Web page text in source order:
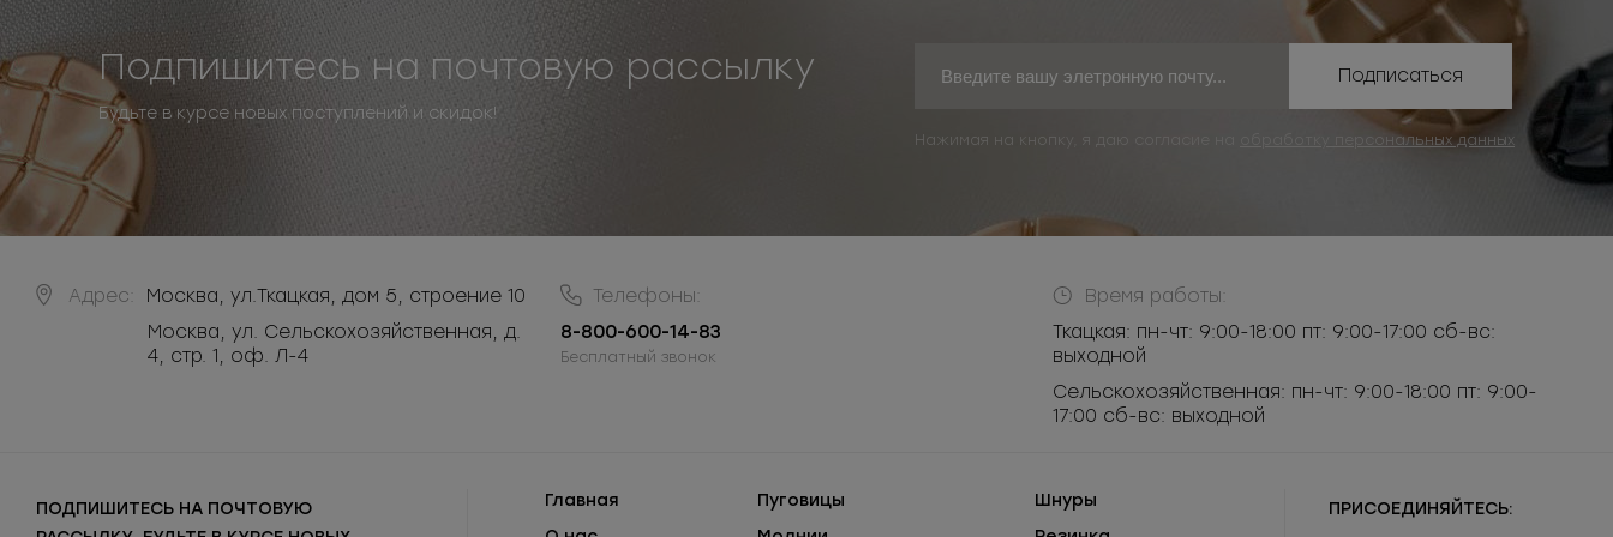
Подпишитесь на почтовую рассылку
Будьте в курсе новых поступлений и скидок!
Подписаться
Нажимая на кнопку, я даю согласие на обработку персональных данных
Адрес: Москва, ул.Ткацкая, дом 5, строение 10
Москва, ул. Сельскохозяйственная, д.
4, стр. 1, оф. Л-4
Телефоны:
8-800-600-14-83
Бесплатный звонок
Время работы:
Ткацкая: пн-чт: 9:00-18:00 пт: 9:00-17:00 сб-вс:
выходной
Сельскохозяйственная: пн-чт: 9:00-18:00 пт: 9:00-
17:00 сб-вс: выходной
ПОДПИШИТЕСЬ НА ПОЧТОВУЮ
Главная
Пуговицы
Шнуры
ПРИСОЕДИНЯЙТЕСЬ: